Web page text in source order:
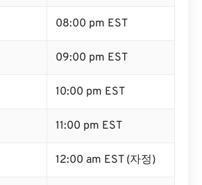
08:00 pm EST
09:00 pm EST
10:00 pm EST
11:00 pm EST
12:00 am EST (자정)